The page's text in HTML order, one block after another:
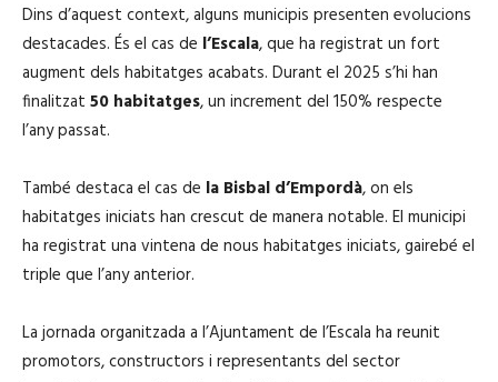
Dins d’aquest context, alguns municipis presenten evolucions
destacades. És el cas de l’Escala, que ha registrat un fort
augment dels habitatges acabats. Durant el 2025 s’hi han
finalitzat 50 habitatges, un increment del 150% respecte
l’any passat.
També destaca el cas de la Bisbal d’Empordà, on els
habitatges iniciats han crescut de manera notable. El municipi
ha registrat una vintena de nous habitatges iniciats, gairebé el
triple que l’any anterior.
La jornada organitzada a l’Ajuntament de l’Escala ha reunit
promotors, constructors i representants del sector